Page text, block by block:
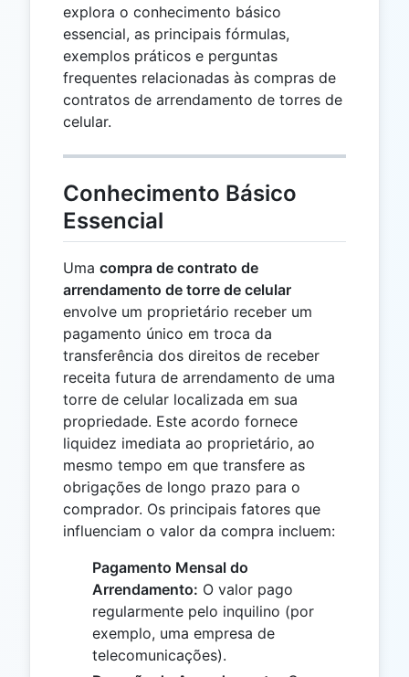
explora o conhecimento básico
essencial, as principais fórmulas,
exemplos práticos e perguntas
frequentes relacionadas às compras de
contratos de arrendamento de torres de
celular.
Conhecimento Básico
Essencial
Uma compra de contrato de
arrendamento de torre de celular
envolve um proprietário receber um
pagamento único em troca da
transferência dos direitos de receber
receita futura de arrendamento de uma
torre de celular localizada em sua
propriedade. Este acordo fornece
liquidez imediata ao proprietário, ao
mesmo tempo em que transfere as
obrigações de longo prazo para o
comprador. Os principais fatores que
influenciam o valor da compra incluem:
Pagamento Mensal do
Arrendamento: O valor pago
regularmente pelo inquilino (por
exemplo, uma empresa de
telecomunicações).